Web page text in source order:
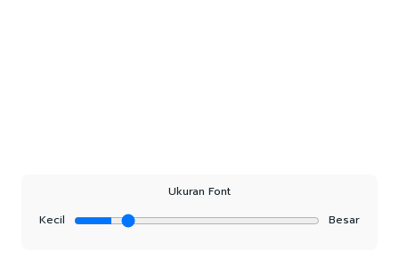
Ukuran Font
Kecil
Besar